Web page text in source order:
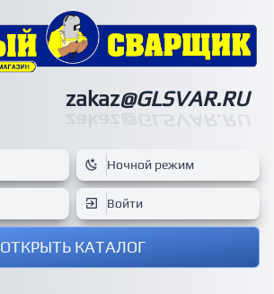
zakaz@GLSVAR.RU
Ночной режим
Войти
ОТКРЫТЬ КАТАЛОГ